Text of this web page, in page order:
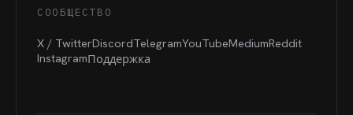
СООБЩЕСТВО
X / TwitterDiscordTelegramYouTubeMediumReddit
InstagramПоддержка